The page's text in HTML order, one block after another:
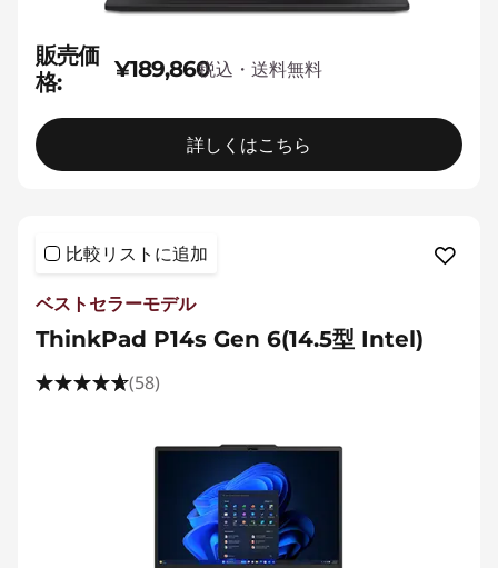
販売価
格:
¥189,860税込・送料無料
詳しくはこちら
比較リストに追加
ベストセラーモデル
ThinkPad P14s Gen 6(14.5型 Intel)
(58)